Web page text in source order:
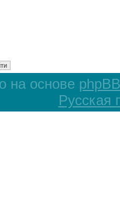
на основе phpBB
Русская